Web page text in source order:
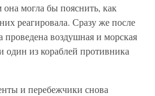
могла бы пояснить, как
реагировала. Сразу же после
воздушная и морская
один из кораблей противника
и перебежчики снова